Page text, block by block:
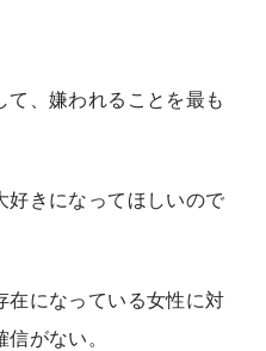
、嫌われることを最も
好きになってほしいので
在になっている女性に対
がない。